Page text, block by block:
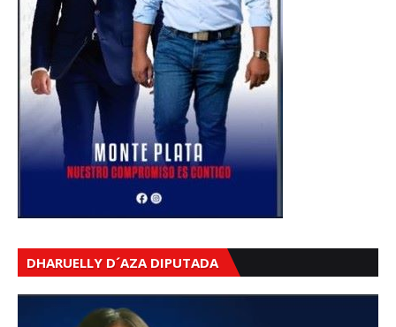
DHARUELLY D´AZA DIPUTADA